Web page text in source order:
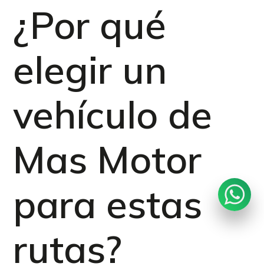
¿Por qué
elegir un
vehículo de
Mas Motor
para estas
rutas?